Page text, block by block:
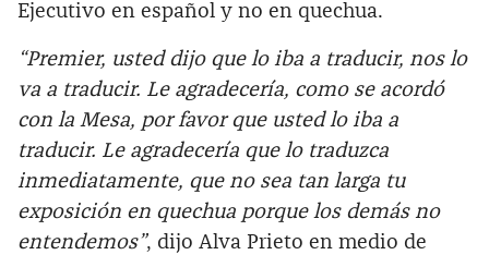
Ejecutivo en español y no en quechua.
“Premier, usted dijo que lo iba a traducir, nos lo
va a traducir. Le agradecería, como se acordó
con la Mesa, por favor que usted lo iba a
traducir. Le agradecería que lo traduzca
inmediatamente, que no sea tan larga tu
exposición en quechua porque los demás no
entendemos”, dijo Alva Prieto en medio de